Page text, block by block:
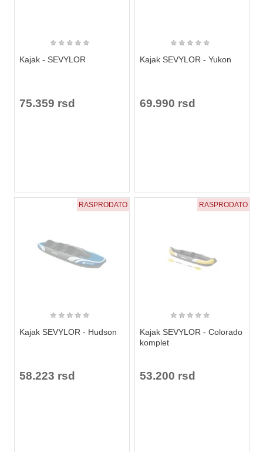
★ ★ ★ ★ ★
Kajak - SEVYLOR
75.359 rsd
★ ★ ★ ★ ★
Kajak SEVYLOR - Yukon
69.990 rsd
RASPRODATO
★ ★ ★ ★ ★
Kajak SEVYLOR - Hudson
58.223 rsd
RASPRODATO
★ ★ ★ ★ ★
Kajak SEVYLOR - Colorado
komplet
53.200 rsd